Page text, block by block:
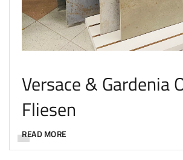
Versace & Gardenia
Fliesen
READ MORE